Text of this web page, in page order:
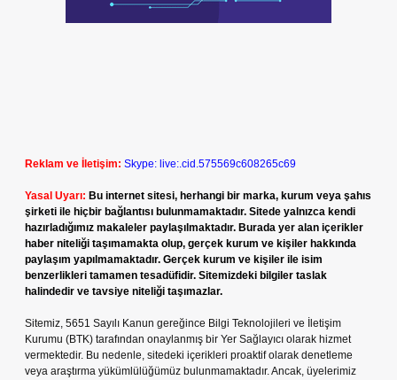
Reklam ve İletişim: Skype: live:.cid.575569c608265c69
Yasal Uyarı: Bu internet sitesi, herhangi bir marka, kurum veya şahıs
şirketi ile hiçbir bağlantısı bulunmamaktadır. Sitede yalnızca kendi
hazırladığımız makaleler paylaşılmaktadır. Burada yer alan içerikler
haber niteliği taşımamakta olup, gerçek kurum ve kişiler hakkında
paylaşım yapılmamaktadır. Gerçek kurum ve kişiler ile isim
benzerlikleri tamamen tesadüfidir. Sitemizdeki bilgiler taslak
halindedir ve tavsiye niteliği taşımazlar.
Sitemiz, 5651 Sayılı Kanun gereğince Bilgi Teknolojileri ve İletişim
Kurumu (BTK) tarafından onaylanmış bir Yer Sağlayıcı olarak hizmet
vermektedir. Bu nedenle, sitedeki içerikleri proaktif olarak denetleme
veya araştırma yükümlülüğümüz bulunmamaktadır. Ancak, üyelerimiz